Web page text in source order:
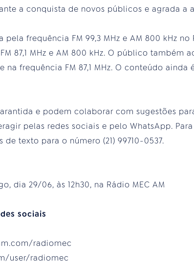
a conquista de novos públicos e agrada a
frequência FM 99,3 MHz e AM 800 kHz
87,1 MHz e AM 800 kHz. O público também
na frequência FM 87,1 MHz. O conteúdo
e podem colaborar com sugestões
pelas redes sociais e pelo WhatsApp.
texto para o número (21) 99710-0537.
dia 29/06, às 12h30, na Rádio MEC AM
sociais
radiomec
user/radiomec